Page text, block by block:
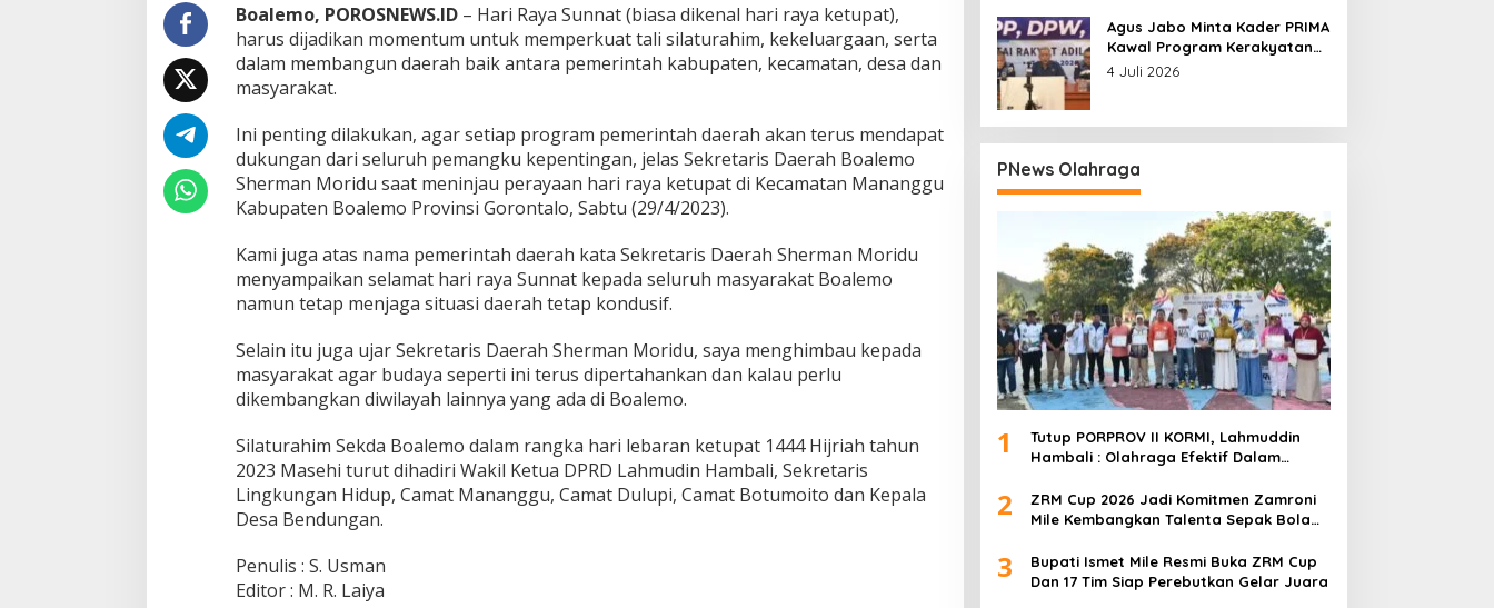
a
n
i
k
a
n
M
m
e
n
t
u
m
S
i
a
t
u
r
Boalemo, POROSNEWS.ID– Hari Raya Sunnat (biasa dikenal hari raya ketupat),
harus dijadikan momentum untuk memperkuat tali silaturahim, kekeluargaan, serta
dalam membangun daerah baik antara pemerintah kabupaten, kecamatan, desa dan
masyarakat.
Ini penting dilakukan, agar setiap program pemerintah daerah akan terus mendapat
dukungan dari seluruh pemangku kepentingan, jelas Sekretaris Daerah Boalemo
Sherman Moridu saat meninjau perayaan hari raya ketupat di Kecamatan Mananggu
Kabupaten Boalemo Provinsi Gorontalo, Sabtu (29/4/2023).
Kami juga atas nama pemerintah daerah kata Sekretaris Daerah Sherman Moridu
menyampaikan selamat hari raya Sunnat kepada seluruh masyarakat Boalemo
namun tetap menjaga situasi daerah tetap kondusif.
Selain itu juga ujar Sekretaris Daerah Sherman Moridu, saya menghimbau kepada
masyarakat agar budaya seperti ini terus dipertahankan dan kalau perlu
dikembangkan diwilayah lainnya yang ada di Boalemo.
Silaturahim Sekda Boalemo dalam rangka hari lebaran ketupat 1444 Hijriah tahun
2023 Masehi turut dihadiri Wakil Ketua DPRD Lahmudin Hambali, Sekretaris
Lingkungan Hidup, Camat Mananggu, Camat Dulupi, Camat Botumoito dan Kepala
Desa Bendungan.
Penulis : S. Usman
Editor : M. R. Laiya
Agus Jabo Minta Kader PRIMA
Kawal Program Kerakyatan
Pemerintahan Prabowo
4 Juli 2026
PNews Olahraga
1
Tutup PORPROV II KORMI, Lahmuddin
Hambali : Olahraga Efektif Dalam
2
ZRM Cup 2026 Jadi Komitmen Zamroni
Mile Kembangkan Talenta Sepak Bola
3
Bupati Ismet Mile Resmi Buka ZRM Cup
Dan 17 Tim Siap Perebutkan Gelar Juara